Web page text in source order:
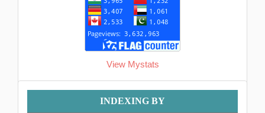
View Mystats
Indexing INDEXING BY